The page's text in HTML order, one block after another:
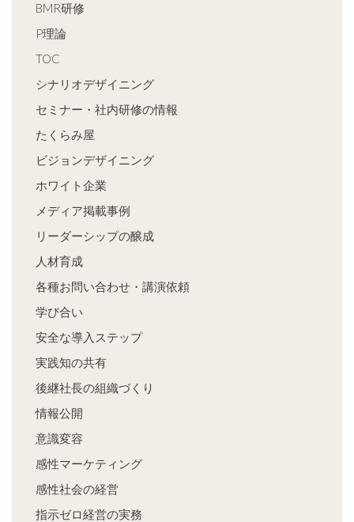
BMR研修
P理論
TOC
シナリオデザイニング
セミナー・社内研修の情報
たくらみ屋
ビジョンデザイニング
ホワイト企業
メディア掲載事例
リーダーシップの醸成
人材育成
各種お問い合わせ・講演依頼
学び合い
安全な導入ステップ
実践知の共有
後継社長の組織づくり
情報公開
意識変容
感性マーケティング
感性社会の経営
指示ゼロ経営の実務